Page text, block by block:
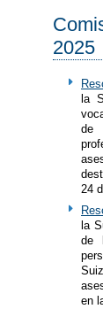
2025
la
de
24
la
de
en